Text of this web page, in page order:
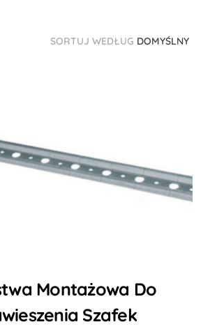
SORTUJ WEDŁUG DOMYŚLNY
Montażowa Do
Szafek